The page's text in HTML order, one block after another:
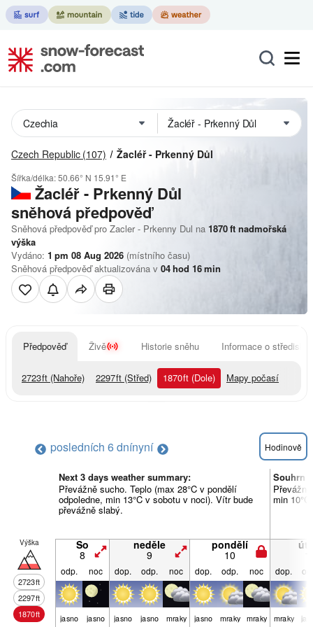
Czech Republic (107) Žacléř - Prkenný Důl
Šířka/délka:50.66° N 15.91° E
Žacléř - Prkenný Důl
sněhová předpověď
Sněhová předpověď pro Zacler - Prkenny Dul na 1870ft nadmořská
výška
Vydáno: 1 pm 08 Aug 2026 (místního času)
Sněhová předpověď aktualizována v 04hod 16min
Předpověď Živě Historie sněhu Informace o středisku
2723ft (Nahoře) 2297ft (Střed) 1870ft (Dole) Mapy počasí
posledních 6 dnínyní Hodinově
Next 3 days weather summary:
Převážně sucho. Teplo (max 28°C v pondělí
odpoledne, min 13°C v sobotu v noci). Vítr bude
převážně slabý.
Souhrn
min
Výška
2723ft
2297ft
1870ft
So
8
neděle
9
pondělí
10
odp. noc dop. odp. noc dop. odp. noc dop.
jasno jasno jasno jasno mraky jasno mraky mraky mraky